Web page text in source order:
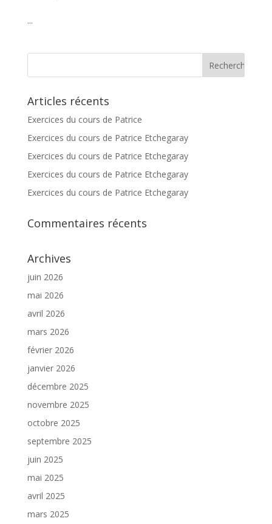
...
Articles récents
Exercices du cours de Patrice
Exercices du cours de Patrice Etchegaray
Exercices du cours de Patrice Etchegaray
Exercices du cours de Patrice Etchegaray
Exercices du cours de Patrice Etchegaray
Commentaires récents
Archives
juin 2026
mai 2026
avril 2026
mars 2026
février 2026
janvier 2026
décembre 2025
novembre 2025
octobre 2025
septembre 2025
juin 2025
mai 2025
avril 2025
mars 2025